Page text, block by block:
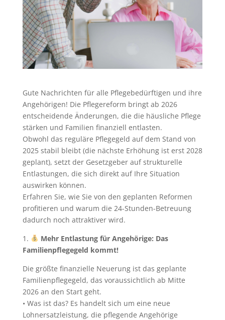
Gute Nachrichten für alle Pflegebedürftigen und ihre
Angehörigen! Die Pflegereform bringt ab 2026
entscheidende Änderungen, die die häusliche Pflege
stärken und Familien finanziell entlasten.
Obwohl das reguläre Pflegegeld auf dem Stand von
2025 stabil bleibt (die nächste Erhöhung ist erst 2028
geplant), setzt der Gesetzgeber auf strukturelle
Entlastungen, die sich direkt auf Ihre Situation
auswirken können.
Erfahren Sie, wie Sie von den geplanten Reformen
profitieren und warum die 24-Stunden-Betreuung
dadurch noch attraktiver wird.
1.
Mehr Entlastung für Angehörige: Das
Familienpflegegeld kommt!
Die größte finanzielle Neuerung ist das geplante
Familienpflegegeld, das voraussichtlich ab Mitte
2026 an den Start geht.
• Was ist das? Es handelt sich um eine neue
Lohnersatzleistung, die pflegende Angehörige